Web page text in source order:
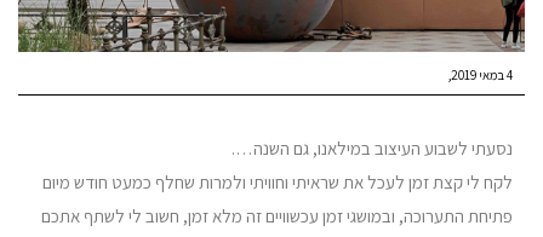
4 במאי 2019
נסעתי לשבוע העיצוב במילאנו, גם השנה….
לקח לי קצת זמן לעכל את שראיתי וחוויתי ולמרות שחלף כמעט חודש מיום
פתיחת התערוכה, ובמושגי זמן עכשוויים זה מלא זמן, חשוב לי לשתף אתכם